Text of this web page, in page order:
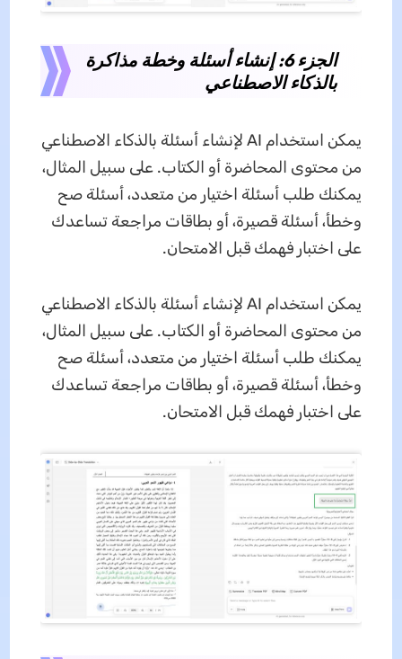
الجزء 6: إنشاء أسئلة وخطة مذاكرة
بالذكاء الاصطناعي
يمكن استخدام AI لإنشاء أسئلة بالذكاء الاصطناعي
من محتوى المحاضرة أو الكتاب. على سبيل المثال،
يمكنك طلب أسئلة اختيار من متعدد، أسئلة صح
وخطأ، أسئلة قصيرة، أو بطاقات مراجعة تساعدك
على اختبار فهمك قبل الامتحان.
يمكن استخدام AI لإنشاء أسئلة بالذكاء الاصطناعي
من محتوى المحاضرة أو الكتاب. على سبيل المثال،
يمكنك طلب أسئلة اختيار من متعدد، أسئلة صح
وخطأ، أسئلة قصيرة، أو بطاقات مراجعة تساعدك
على اختبار فهمك قبل الامتحان.